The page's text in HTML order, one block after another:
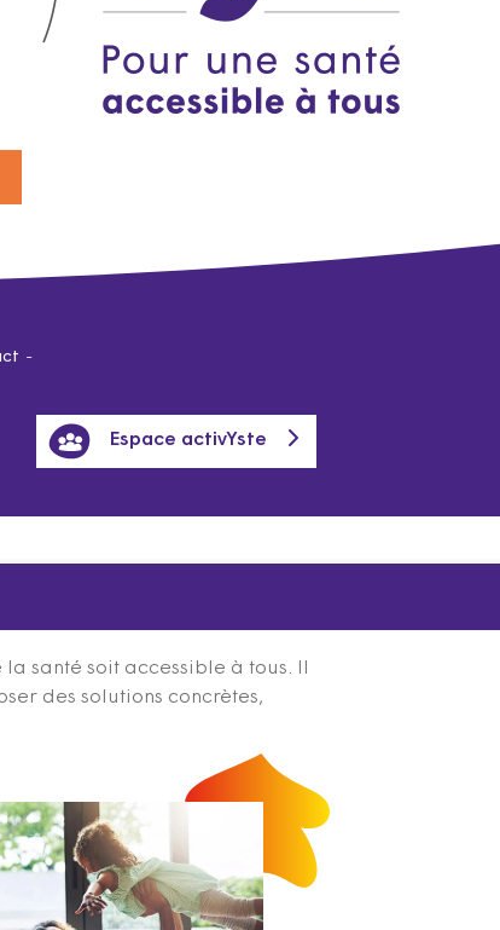
Espace activYste
santé soit accessible à tous. Il
des solutions concrètes,